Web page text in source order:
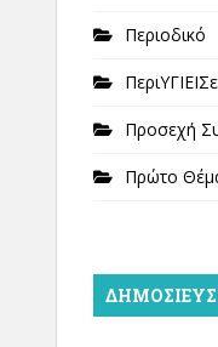
Περιοδικό
Προσεχή
Πρώτο